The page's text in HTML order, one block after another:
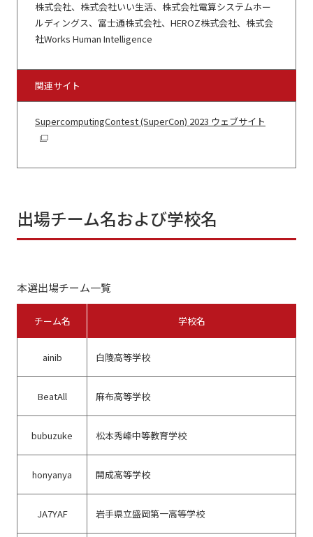
株式会社、株式会社いい生活、株式会社電算システムホー
ルディングス、富士通株式会社、HEROZ株式会社、株式会
社Works Human Intelligence
関連サイト
SupercomputingContest (SuperCon) 2023 ウェブサイト
出場チーム名および学校名
本選出場チーム一覧
チーム名 学校名
ainib 白陵高等学校
BeatAll 麻布高等学校
bubuzuke 松本秀峰中等教育学校
honyanya 開成高等学校
JA7YAF 岩手県立盛岡第一高等学校